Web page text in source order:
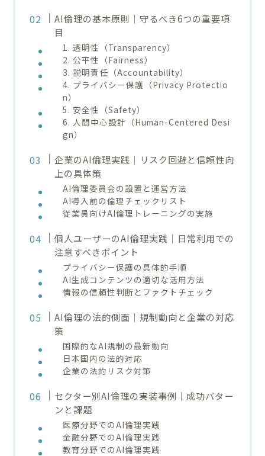
AI倫理の基本原則｜守るべき6つの重要項
目
1. 透明性（Transparency）
2. 公平性（Fairness）
3. 説明責任（Accountability）
4. プライバシー保護（Privacy Protectio
n）
5. 安全性（Safety）
6. 人間中心設計（Human-Centered Desi
gn）
企業のAI倫理実践｜リスク回避と信頼性向
上の具体策
AI倫理委員会の設置と運営方法
AI導入前の倫理チェックリスト
従業員向けAI倫理トレーニングの実施
個人ユーザーのAI倫理実践｜日常利用での
注意すべきポイント
プライバシー保護の具体的手順
AI生成コンテンツの適切な活用方法
情報の信頼性判断とファクトチェック
AI倫理の法的側面｜規制動向と企業の対応
策
国際的なAI規制の最新動向
日本国内の法的対応
企業の法的リスク対策
セクター別AI倫理の実装事例｜成功パター
ンと課題
医療分野でのAI倫理実践
金融分野でのAI倫理実践
教育分野でのAI倫理実践